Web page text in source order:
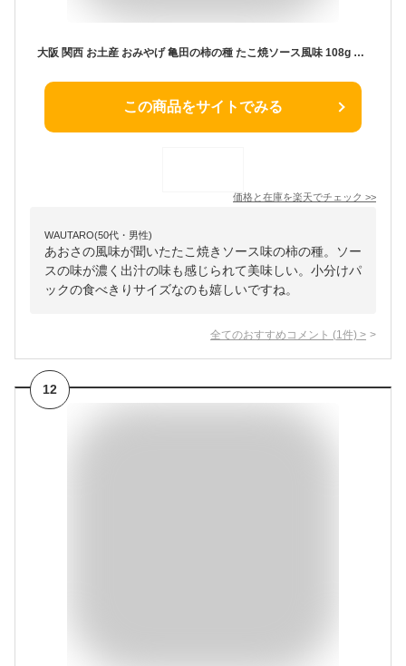
大阪 関西 お土産 おみやげ 亀田の柿の種 たこ焼ソース風味 108g 6袋入×3袋 お菓子 おつまみ 関西限定 ご当地 ピーナッツ入り 個包装 亀田製菓
この商品をサイトでみる
価格と在庫を楽天でチェック >>
WAUTARO(50代・男性)
あおさの風味が聞いたたこ焼きソース味の柿の種。ソー
スの味が濃く出汁の味も感じられて美味しい。小分けパ
ックの食べきりサイズなのも嬉しいですね。
全てのおすすめコメント (1 件) >
12